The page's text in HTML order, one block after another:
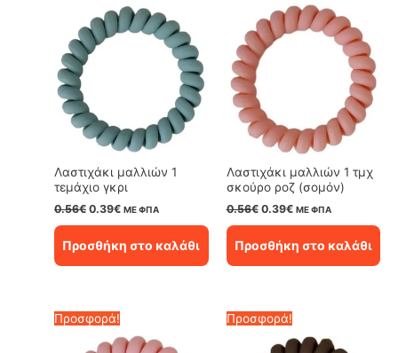
Λαστιχάκι μαλλιών 1
τεμάχιο γκρι
0.56€ Original
price
0.56€.
0.39€Η
τρέχουσα
είναι:
0.39€.
ΜΕ ΦΠΑ
Προσθήκη στο καλάθι
Λαστιχάκι μαλλιών 1 τμχ
σκούρο ροζ (σομόν)
0.56€ Original
price
0.56€.
0.39€Η
τρέχουσα
είναι:
0.39€.
ΜΕ ΦΠΑ
Προσθήκη στο καλάθι
Προσφορά! Προσφορά!